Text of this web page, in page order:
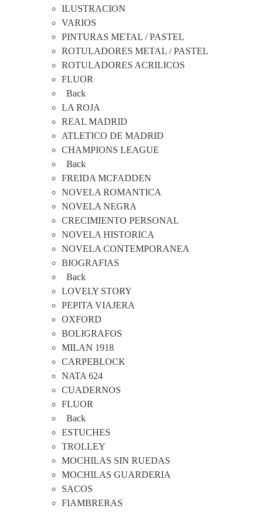
ILUSTRACION
VARIOS
PINTURAS METAL / PASTEL
ROTULADORES METAL / PASTEL
ROTULADORES ACRILICOS
FLUOR
Back
LA ROJA
REAL MADRID
ATLETICO DE MADRID
CHAMPIONS LEAGUE
Back
FREIDA MCFADDEN
NOVELA ROMANTICA
NOVELA NEGRA
CRECIMIENTO PERSONAL
NOVELA HISTORICA
NOVELA CONTEMPORANEA
BIOGRAFIAS
Back
LOVELY STORY
PEPITA VIAJERA
OXFORD
BOLIGRAFOS
MILAN 1918
CARPEBLOCK
NATA 624
CUADERNOS
FLUOR
Back
ESTUCHES
TROLLEY
MOCHILAS SIN RUEDAS
MOCHILAS GUARDERIA
SACOS
FIAMBRERAS